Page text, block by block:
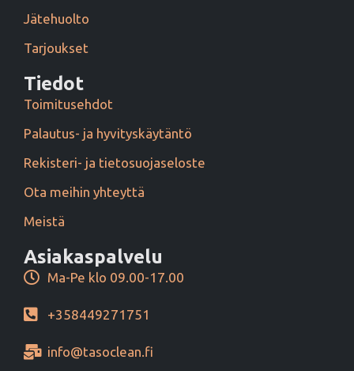
Jätehuolto
Tarjoukset
Tiedot
Toimitusehdot
Palautus- ja hyvityskäytäntö
Rekisteri- ja tietosuojaseloste
Ota meihin yhteyttä
Meistä
Asiakaspalvelu
Ma-Pe klo 09.00-17.00
+358449271751
info@tasoclean.fi